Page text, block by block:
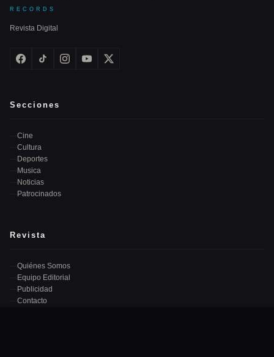
RECORDS
Revista Digital
Secciones
Cine
Cultura
Deportes
Musica
Noticias
Patrocinados
Revista
Quiénes Somos
Equipo Editorial
Publicidad
Contacto